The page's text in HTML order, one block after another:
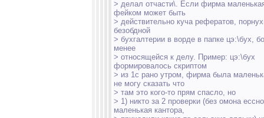
> делал отчасти\. Если фирма
фейком может быть
> действительно куча рефератов,
безобдной
> бухгалтерии в ворде в папке цэ:\бух,
менее
> относящейся к делу. Пример: цэ:\бух
формировалось скриптом
> из 1с рано утром, фирма была
не могу сказать что
> там это кого-то прям спасло, но
> 1) никто за 2 проверки (без омона
маленькая кантора,